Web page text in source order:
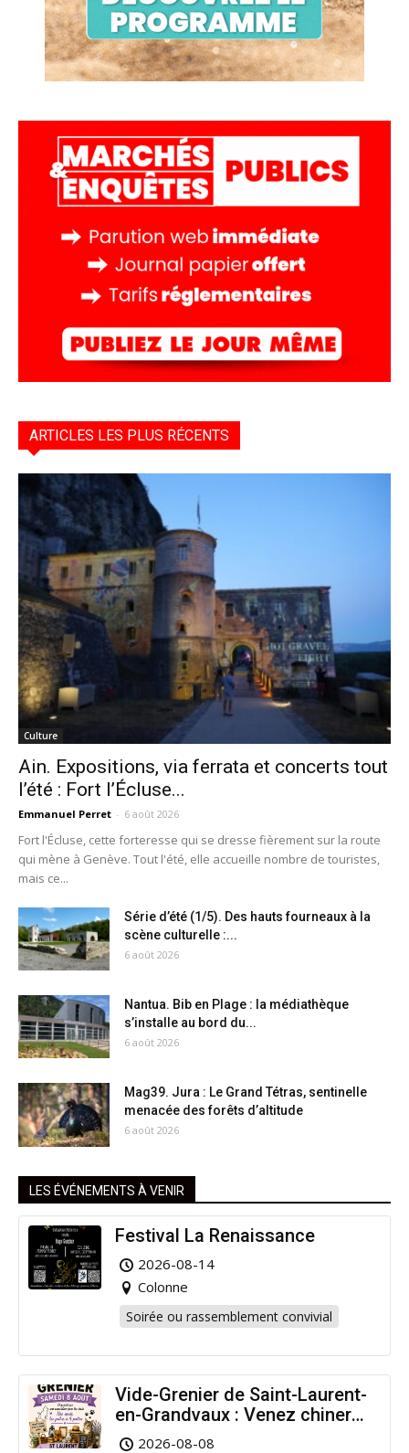
ARTICLES LES PLUS RÉCENTS
Culture
Ain. Expositions, via ferrata et concerts tout
l’été : Fort l’Écluse...
Emmanuel Perret - 6 août 2026
Fort l'Écluse, cette forteresse qui se dresse fièrement sur la route
qui mène à Genève. Tout l'été, elle accueille nombre de touristes,
mais ce...
Série d’été (1/5). Des hauts fourneaux à la
scène culturelle :...
6 août 2026
Nantua. Bib en Plage : la médiathèque
s’installe au bord du...
6 août 2026
Mag39. Jura : Le Grand Tétras, sentinelle
menacée des forêts d’altitude
6 août 2026
LES ÉVÉNEMENTS À VENIR
Festival La Renaissance
2026-08-14
Colonne
Soirée ou rassemblement convivial
Vide-Grenier de Saint-Laurent-
en-Grandvaux : Venez chiner
pour la bonne cause !
2026-08-08